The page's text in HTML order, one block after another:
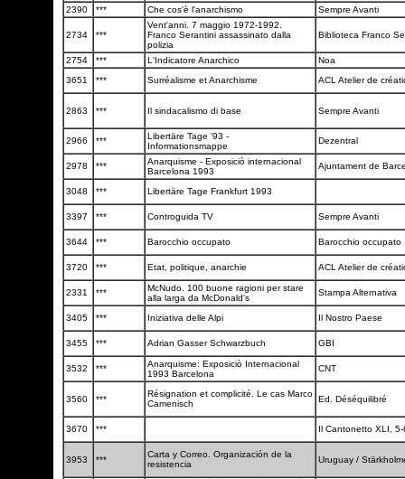
2390
*** Che cos'è l'anarchismo Sempre Avanti
2734 ***
Vent'anni. 7 maggio 1972-1992.
Franco Serantini assassinato dalla
polizia
Biblioteca Franco
2754 *** L'Indicatore Anarchico
Noa
3651
*** Surréalisme et Anarchisme ACL Atelier de
2863 *** Il sindacalismo di base Sempre Avanti
2966 ***
Libertäre Tage '93 -
Informationsmappe
Dezentral
2978 ***
Anarquisme - Exposiciò internacional
Barcelona 1993
Ajuntament de
3048 *** Libertäre Tage Frankfurt 1993
3397 *** Controguida TV Sempre Avanti
3644 *** Barocchio occupato Barocchio occupato
3720 *** Etat, politique, anarchie ACL Atelier de
2331 ***
McNudo. 100 buone ragioni per stare
alla larga da McDonald's
Stampa Alternativa
3405 *** Iniziativa delle Alpi Il Nostro Paese
3455 *** Adrian Gasser Schwarzbuch GBI
3532 ***
Anarquisme: Exposiciò Internacional
1993 Barcelona
CNT
3560 ***
Résignation et complicité. Le cas Marco
Camenisch
Ed. Déséquilibré
3670 *** Il Cantonetto XLI,
3953 ***
Carta y Correo. Organización de la
resistencia
Uruguay /